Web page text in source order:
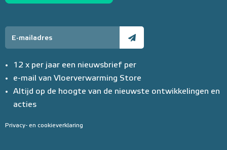
12 x per jaar een nieuwsbrief per
e-mail van Vloerverwarming Store
Altijd op de hoogte van de nieuwste ontwikkelingen en
acties
Privacy- en cookieverklaring